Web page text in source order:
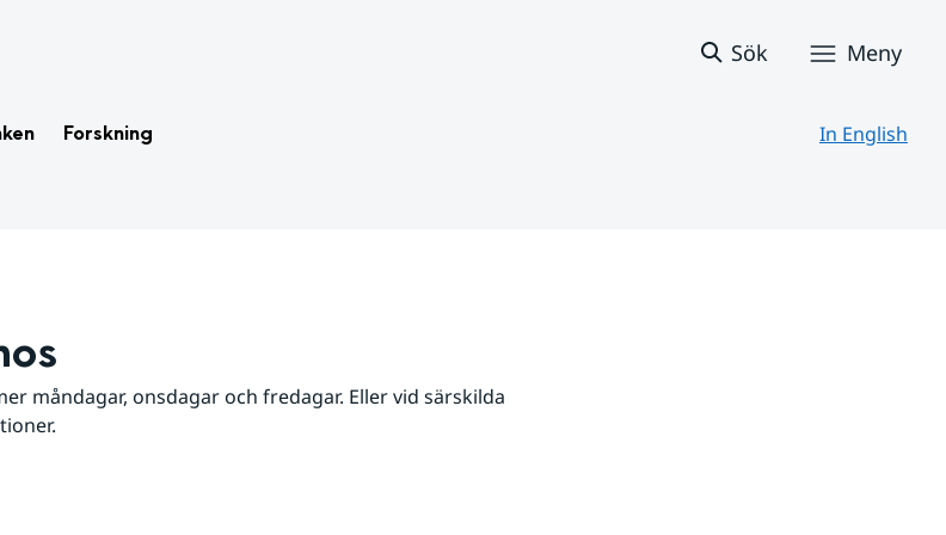
Sök Meny
Forskning In English
måndagar, onsdagar och fredagar. Eller vid särskilda